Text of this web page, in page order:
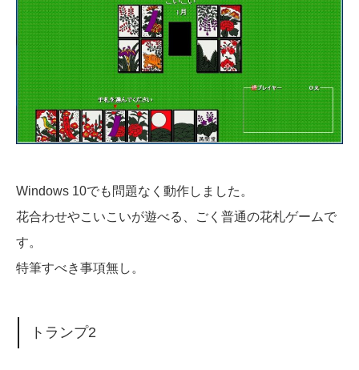
Windows 10でも問題なく動作しました。
花合わせやこいこいが遊べる、ごく普通の花札ゲームで
す。
特筆すべき事項無し。
トランプ2